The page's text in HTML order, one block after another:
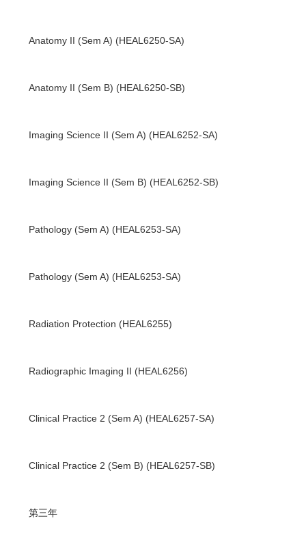
Anatomy II (Sem A) (HEAL6250-SA)
Anatomy II (Sem B) (HEAL6250-SB)
Imaging Science II (Sem A) (HEAL6252-SA)
Imaging Science II (Sem B) (HEAL6252-SB)
Pathology (Sem A) (HEAL6253-SA)
Pathology (Sem A) (HEAL6253-SA)
Radiation Protection (HEAL6255)
Radiographic Imaging II (HEAL6256)
Clinical Practice 2 (Sem A) (HEAL6257-SA)
Clinical Practice 2 (Sem B) (HEAL6257-SB)
第三年